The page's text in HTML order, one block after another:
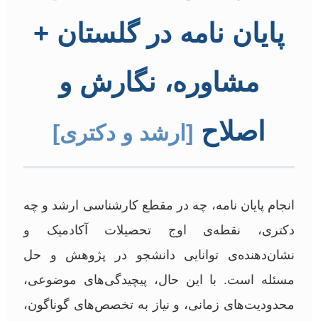
پایان نامه در گلستان +
مشاوره، نگارش و
اصلاح [ارشد و دکتری]
انجام پایان نامه، چه در مقطع کارشناسی ارشد و چه
دکتری، نقطه‌ی اوج تحصیلات آکادمیک و
نشان‌دهنده‌ی توانایی دانشجو در پژوهش و حل
مسئله است. با این حال، پیچیدگی‌های موضوعی،
محدودیت‌های زمانی، و نیاز به تخصص‌های گوناگون،